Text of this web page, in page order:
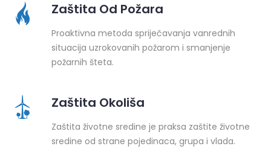
Zaštita Od Požara
Proaktivna metoda spriječavanja vanrednih
situacija uzrokovanih požarom i smanjenje
požarnih šteta.
Zaštita Okoliša
Zaštita životne sredine je praksa zaštite životne
sredine od strane pojedinaca, grupa i vlada.